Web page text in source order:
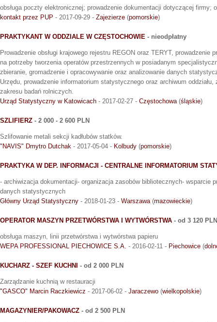
obsługa poczty elektronicznej; prowadzenie dokumentacji dotyczącej firmy;
kontakt przez PUP - 2017-09-29 - Zajezierze (pomorskie)
PRAKTYKANT W ODDZIALE W CZĘSTOCHOWIE - nieodpłatny
Prowadzenie obsługi krajowego rejestru REGON oraz TERYT, prowadzenie
na potrzeby tworzenia operatów przestrzennych w posiadanym
zbieranie, gromadzenie i opracowywanie oraz analizowanie danych
Urzędu, prowadzenie informatorium statystycznego oraz archiwum
zakresu badań rolniczych.
Urząd Statystyczny w Katowicach - 2017-02-27 - Częstochowa(śląskie)
SZLIFIERZ - 2 000 - 2 600 PLN
Szlifowanie metali sekcji kadłubów statków.
"NAVIS" Dmytro Dutchak - 2017-05-04 - Kolbudy (pomorskie)
PRAKTYKA W DEP. INFORMACJI - CENTRALNE INFORMATORIUM
- archiwizacja dokumentacji- organizacja zasobów bibliotecznych- wsparcie
danych statystycznych
Główny Urząd Statystyczny - 2018-01-23 - Warszawa(mazowieckie)
OPERATOR MASZYN PRZETWÓRSTWA I WYTWÓRSTWA - od 3 120 PLN
obsługa maszyn, linii przetwórstwa i wytwórstwa papieru
WEPA PROFESSIONAL PIECHOWICE S.A. - 2016-02-11 - Piechowice (
KUCHARZ - SZEF KUCHNI - od 2 000 PLN
Zarządzanie kuchnią w restauracji
"GASCO" Marcin Raczkiewicz - 2017-06-02 - Jaraczewo (wielkopolskie)
MAGAZYNIER/PAKOWACZ - od 2 500 PLN